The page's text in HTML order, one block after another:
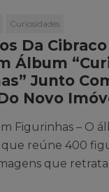
Curiosidades
Da Cibraco
Álbum
Junto
Novo
Figurinhas – O
que reúne 400
que